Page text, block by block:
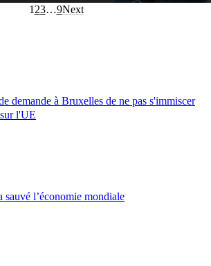
1 23…9Next
demande à Bruxelles de ne pas s'immiscer
l'UE
l’économie mondiale